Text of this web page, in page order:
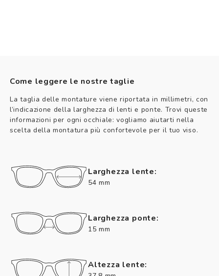
Come leggere le nostre taglie
La taglia delle montature viene riportata in millimetri, con
l’indicazione della larghezza di lenti e ponte. Trovi queste
informazioni per ogni occhiale: vogliamo aiutarti nella
scelta della montatura più confortevole per il tuo viso.
Larghezza lente:
54 mm
Larghezza ponte:
15 mm
Altezza lente: